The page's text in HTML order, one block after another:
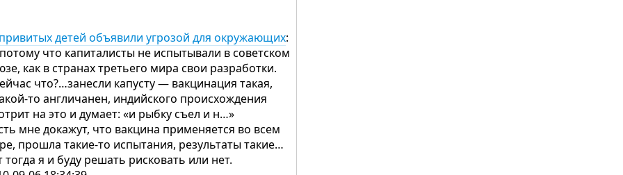
детей объявили угрозой для окружающих:
что капиталисты не испытывали в советском
как в странах третьего мира свои разработки.
что?…занесли капусту — вакцинация такая,
то англичанен, индийского происхождения
на это и думает: «и рыбку съел и н…»
мне докажут, что вакцина применяется во всем
прошла такие-то испытания, результаты такие…
тогда я и буду решать рисковать или нет.